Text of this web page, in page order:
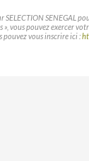
SENEGAL
pouvez exercer
pouvez vous inscrire ici :